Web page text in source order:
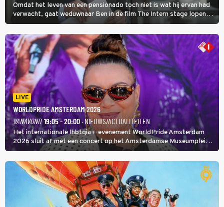
Omdat het leven van een pensionado toch niet is wat hij ervan had
verwacht, gaat weduwnaar Ben in de film The Intern stage lopen
bij de hippe webwinkel van Jules, wat een gouden zet blijkt te zijn.
LIVE
WORLDPRIDE AMSTERDAM 2026
VANAVOND 19:05 - 20:00· NIEUWS/ACTUALITEITEN
Het internationale lhbtqia+-evenement WorldPride Amsterdam
2026 sluit af met een concert op het Amsterdamse Museumplein.
Anita Doth is een van de optredende artiesten. In de jaren 90
veroverde ze de wereld als zangeres van 2Unlimited.